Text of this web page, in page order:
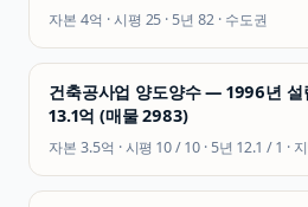
자본 4억 · 시평 25 · 5년82 · 수도권
건축공사업 양도양수 — 1996년 설
13.1억 (매물 2983)
자본 3.5억 · 시평10 / 10 · 5년 12.1 / 1 ·